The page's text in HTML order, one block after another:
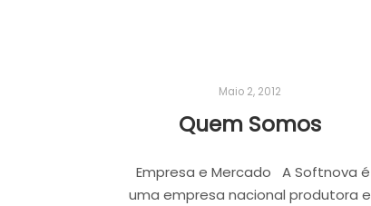
Maio 2, 2012
Quem Somos
Empresa e Mercado A Softnova é
uma empresa nacional produtora e